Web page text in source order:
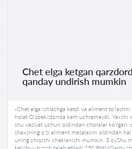
Chet elga ketgan
qanday undirish mumkin
«Chet elga ishlashga ketdi va aliment
holat O’zbekistonda kam uchramaydi. Yaxshi
shu vaziyat uchun oldindan choralar ko’rgan:
shaxsning o’zi aliment masalasini oldindan
uning chiqishi cheklanishi mumkin. 3 oyShu